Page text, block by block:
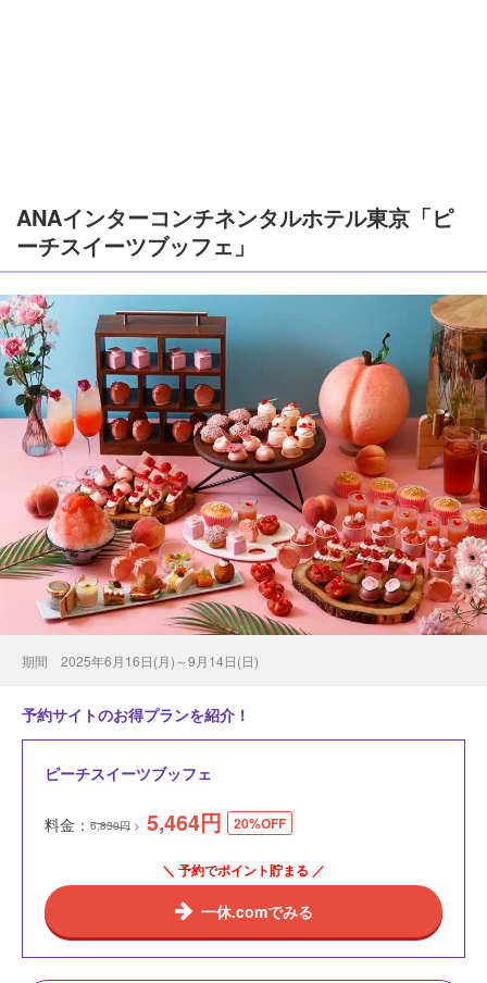
ANAインターコンチネンタルホテル東京「ピ
ーチスイーツブッフェ」
期間 2025年6月16日(月)～9月14日(日)
予約サイトのお得プランを紹介！
ピーチスイーツブッフェ
料金： 6,830円 5,464円 20%OFF
＼ 予約でポイント貯まる ／
一休.comでみる